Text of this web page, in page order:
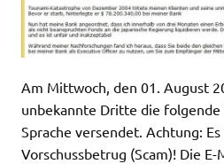
Am Mittwoch, den 01. August
unbekannte Dritte die folgende
Sprache versendet. Achtung:
Vorschussbetrug (Scam)! Die